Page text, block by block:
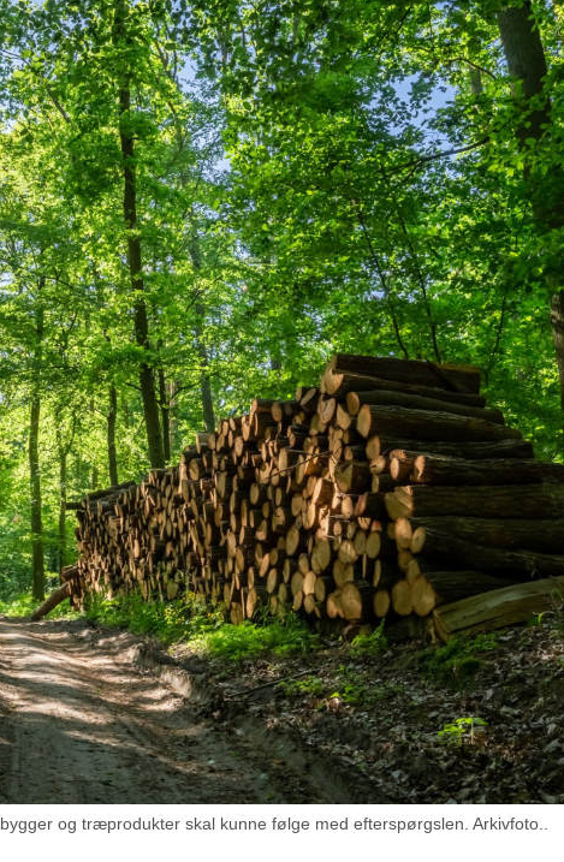
og træprodukter skal kunne følge med efterspørgslen. Arkivfoto..